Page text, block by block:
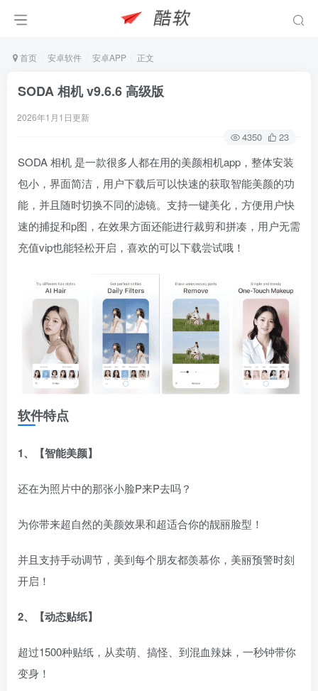
首页 安卓软件 安卓APP 正文
SODA 相机 v9.6.6 高级版
2026年1月1日更新
4350 23
SODA 相机 是一款很多人都在用的美颜相机app，整体安装
包小，界面简洁，用户下载后可以快速的获取智能美颜的功
能，并且随时切换不同的滤镜。支持一键美化，方便用户快
速的捕捉和p图，在效果方面还能进行裁剪和拼凑，用户无需
充值vip也能轻松开启，喜欢的可以下载尝试哦！
软件特点
1、【智能美颜】
还在为照片中的那张小脸P来P去吗？
为你带来超自然的美颜效果和超适合你的靓丽脸型！
并且支持手动调节，美到每个朋友都羡慕你，美丽预警时刻
开启！
2、【动态贴纸】
超过1500种贴纸，从卖萌、搞怪、到混血辣妹，一秒钟带你
变身！